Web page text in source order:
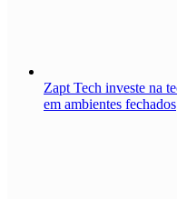
Zapt Tech investe na
em ambientes fechados